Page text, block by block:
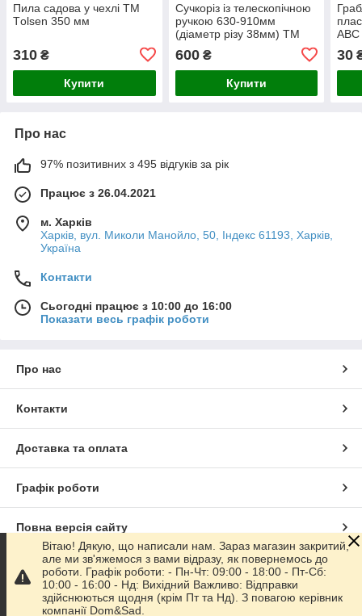
Пила садова у чехлі ТМ
Tоlsen 350 мм
310 ₴
Купити
Сучкоріз із телескопічною
ручкою 630-910мм
(діаметр різу 38мм) ТМ
600₴
Купити
АВС
30
Про нас
97% позитивних з 495 відгуків за рік
Працює з 26.04.2021
м. Харків
Харків, вул. Миколи Манойло, 50, Індекс 61193, Харків,
Україна
Контакти
Сьогодні працює з 10:00 до 16:00
Показати весь графік роботи
Про нас
Контакти
Доставка та оплата
Графік роботи
Повна версія сайту
Сайт створено на маркетплейсіProm.ua
Політика конфіденційності
Вітаю! Дякую, що написали нам. Зараз магазин закритий,
але ми зв'яжемося з вами відразу, як повернемось до
роботи. Графік роботи: - Пн-Чт: 09:00 - 18:00 - Пт-Сб:
10:00 - 16:00 - Нд: Вихідний Важливо: Відправки
здійснюються щодня (крім Пт та Нд). З повагою керівник
компанії Dom&Sad.